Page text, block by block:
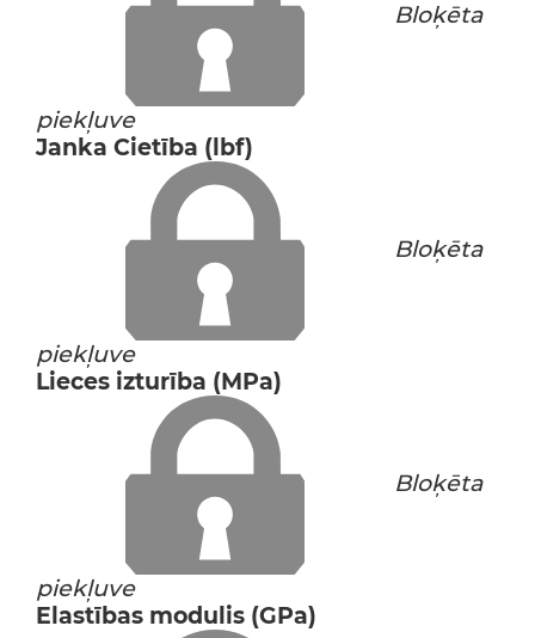
Bloķēta
piekļuve
Janka Cietība (lbf)
Bloķēta
piekļuve
Lieces izturība (MPa)
Bloķēta
piekļuve
Elastības modulis (GPa)